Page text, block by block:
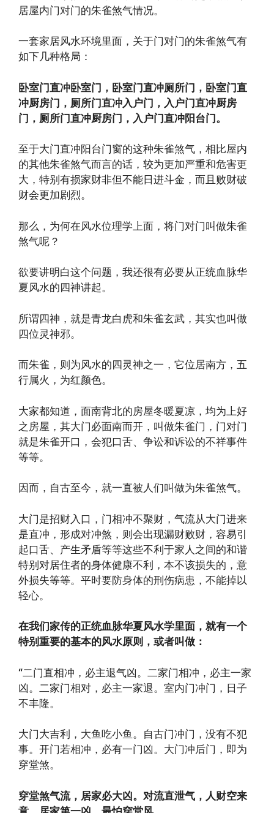
居屋内门对门的朱雀煞气情况。
一套家居风水环境里面，关于门对门的朱雀煞气有
如下几种格局：
卧室门直冲卧室门，卧室门直冲厕所门，卧室门直
冲厨房门，厕所门直冲入户门，入户门直冲厨房
门，厕所门直冲厨房门，入户门直冲阳台门。
至于大门直冲阳台门窗的这种朱雀煞气，相比屋内
的其他朱雀煞气而言的话，较为更加严重和危害更
大，特别有损家财非但不能日进斗金，而且败财破
财会更加剧烈。
那么，为何在风水位理学上面，将门对门叫做朱雀
煞气呢？
欲要讲明白这个问题，我还很有必要从正统血脉华
夏风水的四神讲起。
所谓四神，就是青龙白虎和朱雀玄武，其实也叫做
四位灵神邪。
而朱雀，则为风水的四灵神之一，它位居南方，五
行属火，为红颜色。
大家都知道，面南背北的房屋冬暖夏凉，均为上好
之房屋，其大门必面南而开，叫做朱雀门，门对门
就是朱雀开口，会犯口舌、争讼和诉讼的不祥事件
等等。
因而，自古至今，就一直被人们叫做为朱雀煞气。
大门是招财入口，门相冲不聚财，气流从大门进来
是直冲，形成对冲煞，则会出现漏财败财，容易引
起口舌、产生矛盾等等这些不利于家人之间的和谐
特别对居住者的身体健康不利，本不该损失的，意
外损失等等。平时要防身体的刑伤病患，不能掉以
轻心。
在我们家传的正统血脉华夏风水学里面，就有一个
特别重要的基本的风水原则，或者叫做：
“二门直相冲，必主退气凶。二家门相冲，必主一家
凶。二家门相对，必主一家退。室内门冲门，日子
不丰隆。
大门大吉利，大鱼吃小鱼。自古门冲门，没有不犯
事。开门若相冲，必有一门凶。大门冲后门，即为
穿堂煞。
穿堂煞气流，居家必大凶。对流直泄气，人财空来